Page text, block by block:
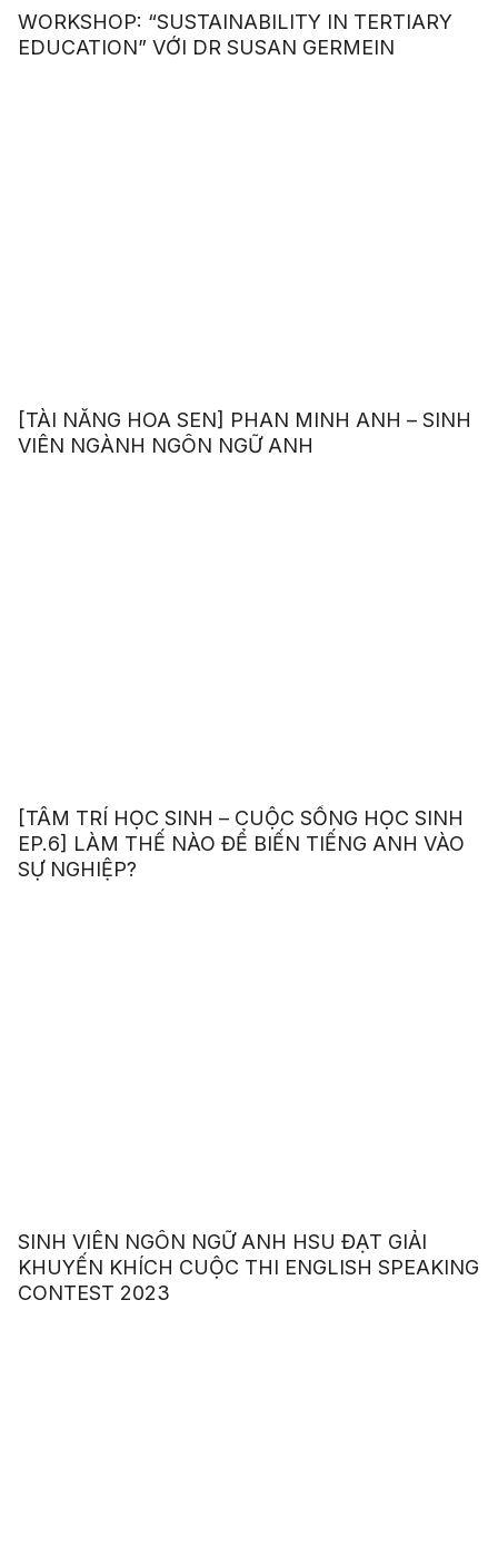
WORKSHOP: “SUSTAINABILITY IN TERTIARY
EDUCATION” VỚI DR SUSAN GERMEIN
[TÀI NĂNG HOA SEN] PHAN MINH ANH – SINH
VIÊN NGÀNH NGÔN NGỮ ANH
[TÂM TRÍ HỌC SINH – CUỘC SỐNG HỌC SINH
EP.6] LÀM THẾ NÀO ĐỂ BIẾN TIẾNG ANH VÀO
SỰ NGHIỆP?
SINH VIÊN NGÔN NGỮ ANH HSU ĐẠT GIẢI
KHUYẾN KHÍCH CUỘC THI ENGLISH SPEAKING
CONTEST 2023